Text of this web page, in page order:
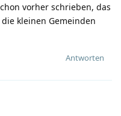
vorher schrieben, das
kleinen Gemeinden
Antworten